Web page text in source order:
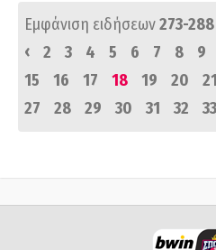
Εμφάνιση ειδήσεων273-288
‹
2 3 4 5 6 7 8 9
15
16 17 18 19 20 21
27
28 29 30 31 32 33